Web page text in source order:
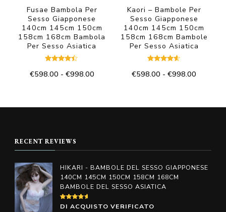
del
prodotto
Fusae Bambola Per
Sesso Giapponese
140cm 145cm 150cm
158cm 168cm Bambola
Per Sesso Asiatica
4.33
€598.00 - €998.00Fascia
da
varianti.
opzioni
possono
essere
Kaori – Bambole Per
Sesso Giapponese
140cm 145cm 150cm
158cm 168cm Bambole
Per Sesso Asiatica
4.50
€598.00 - €998.00
da
opzioni
possono
RECENT REVIEWS
HIKARI - BAMBOLE DEL SESSO GIAPPONESE
140CM 145CM 150CM 158CM 168CM
BAMBOLE DEL SESSO ASIATICA
VALUTATO
4SU
DI ACQUISTO VERIFICATO